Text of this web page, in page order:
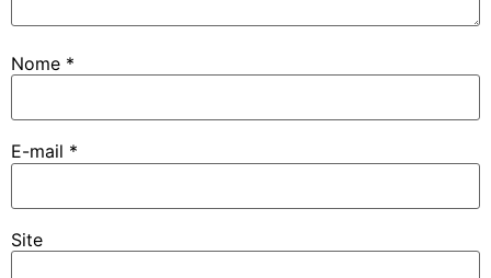
Nome *
E-mail *
Site